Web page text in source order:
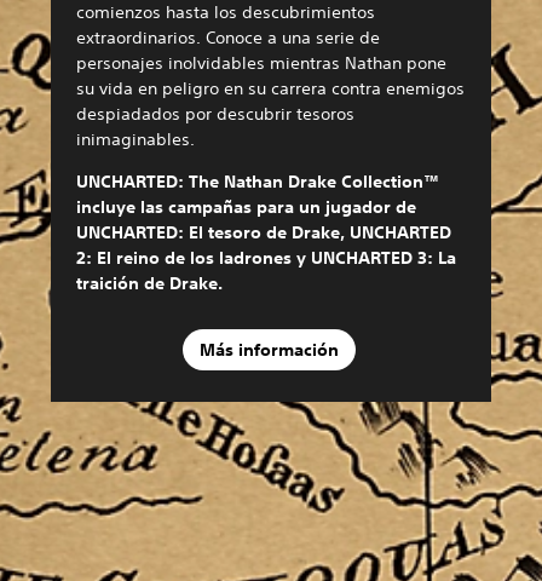
comienzos hasta los descubrimientos
extraordinarios. Conoce a una serie de
personajes inolvidables mientras Nathan pone
su vida en peligro en su carrera contra enemigos
despiadados por descubrir tesoros
inimaginables.
UNCHARTED: The Nathan Drake Collection™
incluye las campañas para un jugador de
UNCHARTED: El tesoro de Drake, UNCHARTED
2: El reino de los ladrones y UNCHARTED 3: La
traición de Drake.
Más información